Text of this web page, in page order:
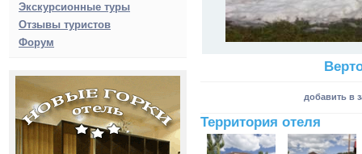
Экскурсионные туры
Отзывы туристов
Форум
добавить в
Территория отеля